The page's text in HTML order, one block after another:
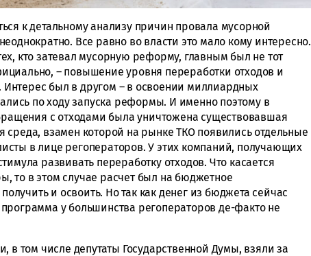
к детальному анализу причин провала мусорной
Все равно во власти это мало кому интересно.
кто затевал мусорную реформу, главным был не тот
– повышение уровня переработки отходов и
был в другом – в освоении миллиардных
по ходу запуска реформы. И именно поэтому в
с отходами была уничтожена существовавшая
среда, взамен которой на рынке ТКО появились отдельные
в лице регоператоров. У этих компаний, получающих
развивать переработку отходов. Что касается
то в этом случае расчет был на бюджетное
и освоить. Но так как денег из бюджета сейчас
у большинства регоператоров де-факто не
в том числе депутаты Государственной Думы, взяли за